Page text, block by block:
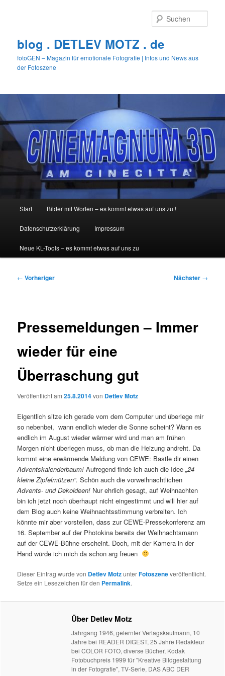
blog . DETLEV MOTZ . de
fotoGEN – Magazin für emotionale Fotografie | Infos und News aus
der Fotoszene
Start Bilder mit Worten – es kommt etwas auf uns zu !
Datenschutzerklärung Impressum
Neue KL-Tools – es kommt etwas auf uns zu
Beitragsnavigation
← Vorheriger Nächster →
Pressemeldungen – Immer
wieder für eine
Überraschung gut
Veröffentlicht am25.8.2014von Detlev Motz
Eigentlich sitze ich gerade vom dem Computer und überlege mir
so nebenbei, wann endlich wieder die Sonne scheint? Wann es
endlich im August wieder wärmer wird und man am frühen
Morgen nicht überlegen muss, ob man die Heizung andreht. Da
kommt eine erwärmende Meldung von CEWE: Bastle dir einen
Adventskalenderbaum! Aufregend finde ich auch die Idee „24
kleine Zipfelmützen“. Schön auch die vorweihnachtlichen
Advents- und Dekoideen! Nur ehrlich gesagt, auf Weihnachten
bin ich jetzt noch überhaupt nicht eingestimmt und will hier auf
dem Blog auch keine Weihnachtsstimmung verbreiten. Ich
könnte mir aber vorstellen, dass zur CEWE-Pressekonferenz am
16. September auf der Photokina bereits der Weihnachtsmann
auf der CEWE-Bühne erscheint. Doch, mit der Kamera in der
Hand würde ich mich da schon arg freuen
Dieser Eintrag wurde von Detlev MotzunterFotoszeneveröffentlicht.
Setze ein Lesezeichen für den Permalink.
Über Detlev Motz
Jahrgang 1946, gelernter Verlagskaufmann, 10
Jahre bei READER DIGEST, 25 Jahre Redakteur
bei COLOR FOTO, diverse Bücher, Kodak
Fotobuchpreis 1999 für "Kreative Bildgestaltung
in der Fotografie", TV-Serie, DAS ABC DER